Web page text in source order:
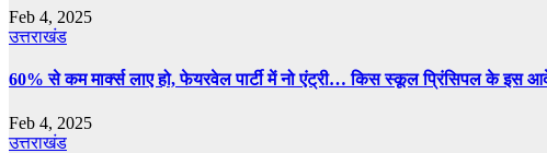
Feb 4, 2025
उत्तराखंड
60% से कम मार्क्‍स लाए हो, फेयरवेल पार्टी में नो एंट्री… किस स्‍कूल प्र‍िंसिपल के इस
Feb 4, 2025
उत्तराखंड